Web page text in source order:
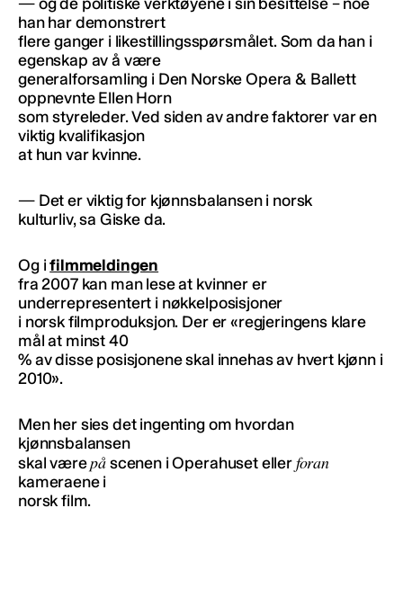
han har demonstrert
flere ganger i likestillingsspørsmålet. Som da han i
egenskap av å være
generalforsamling i Den Norske Opera & Ballett
oppnevnte Ellen Horn
som styreleder. Ved siden av andre faktorer var en
viktig kvalifikasjon
at hun var kvinne.
— Det er viktig for kjønnsbalansen i norsk
kulturliv, sa Giske da.
Og ifilmmeldingen
fra 2007 kan man lese at kvinner er
underrepresentert i nøkkelposisjoner
i norsk filmproduksjon. Der er «regjeringens klare
mål at minst 40
% av disse posisjonene skal innehas av hvert kjønn i
2010».
Men her sies det ingenting om hvordan
kjønnsbalansen
skal værepåscenen i Operahuset ellerforan
kameraene i
norsk film.